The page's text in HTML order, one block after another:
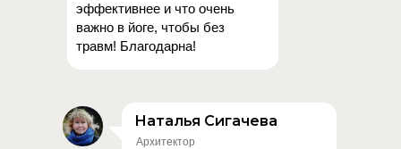
эффективнее и что очень
важно в йоге, чтобы без
травм! Благодарна!
Архитектор
Наталья Сигачева